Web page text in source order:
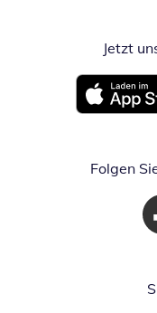
Jetzt
Öffnet in
Folgen